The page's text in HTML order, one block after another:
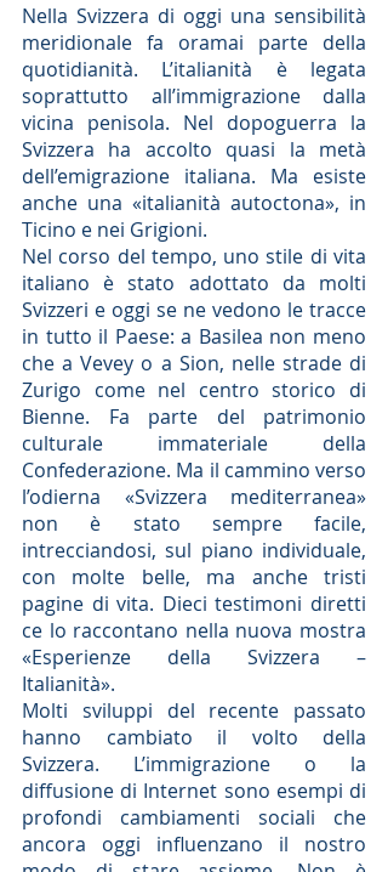
Nella Svizzera di oggi una sensibilità
meridionale fa oramai parte della
quotidianità. L’italianità è legata
soprattutto all’immigrazione dalla
vicina penisola. Nel dopoguerra la
Svizzera ha accolto quasi la metà
dell’emigrazione italiana. Ma esiste
anche una «italianità autoctona», in
Ticino e nei Grigioni.
Nel corso del tempo, uno stile di vita
italiano è stato adottato da molti
Svizzeri e oggi se ne vedono le tracce
in tutto il Paese: a Basilea non meno
che a Vevey o a Sion, nelle strade di
Zurigo come nel centro storico di
Bienne. Fa parte del patrimonio
culturale immateriale della
Confederazione. Ma il cammino verso
l’odierna «Svizzera mediterranea»
non è stato sempre facile,
intrecciandosi, sul piano individuale,
con molte belle, ma anche tristi
pagine di vita. Dieci testimoni diretti
ce lo raccontano nella nuova mostra
«Esperienze della Svizzera –
Italianità».
Molti sviluppi del recente passato
hanno cambiato il volto della
Svizzera. L’immigrazione o la
diffusione di Internet sono esempi di
profondi cambiamenti sociali che
ancora oggi influenzano il nostro